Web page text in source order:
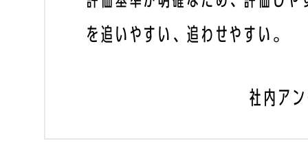
を追いやすい、追わせやすい。
社内ア